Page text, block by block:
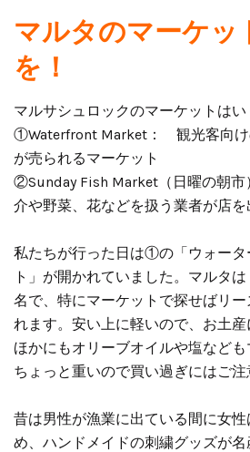
マルタのマーケッ
を！
マルサシュロックのマーケットはい
①Waterfront Market： 観光客向け
が売られるマーケット
②Sunday Fish Market（日曜の朝
介や野菜、花などを扱う業者が店を
私たちが行った日は①の「ウォータ
ト」が開かれていました。マルタ
名で、特にマーケットで探せばリ
れます。安い上に軽いので、お土
ほかにもオリーブオイルや塩など
ちょっと重いので買い過ぎにはご注
昔は男性が漁業に出ている間に女
め、ハンドメイドの刺繍グッズが